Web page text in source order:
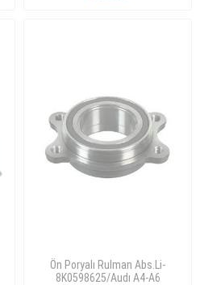
Ön Poryalı Rulman Abs.Li-
8K0598625/Audı A4-A6